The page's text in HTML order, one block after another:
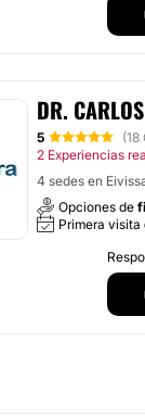
DR.
5 (18
2 Experiencias
4 sedes en
Opciones de
Primera visita